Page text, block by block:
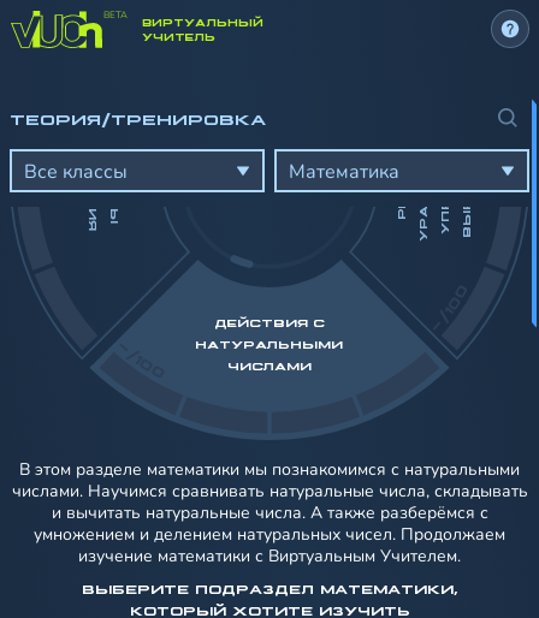
ВИРТУАЛЬНЫЙ
УЧИТЕЛЬ
Все классы Математика
ТЕОРИЯ/ТРЕНИРОВКА
-/100
Р
Е
Ш
Е
Н
И
Е
У
Р
А
В
Н
Е
Н
И
ЙИ
У
П
Р
О
Щ
Е
Н
И Е
В
Ы
Р
А
Ж
Е
Н
И Й
ДЕЙСТВИЯ С
НАТУРАЛЬНЫМИ
ЧИСЛАМИ
Е
Д
И
Н
И
Ц
Ы
ИЗ
М
Е
Р
Е
Н
И
Я
ВЫБЕРИТЕ ПОДРАЗДЕЛ МАТЕМАТИКИ,
КОТОРЫЙ ХОТИТЕ ИЗУЧИТЬ
В этом разделе математики мы познакомимся с натуральными
числами. Научимся сравнивать натуральные числа, складывать
и вычитать натуральные числа. А также разберёмся с
умножением и делением натуральных чисел. Продолжаем
изучение математики с Виртуальным Учителем.